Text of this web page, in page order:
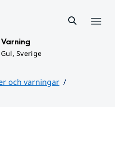
Varning
Gul, Sverige
och varningar